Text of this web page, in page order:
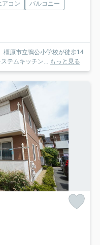
アコン
バルコニー
橿原市立鴨公小学校が徒歩14
テムキッチン... もっと見る